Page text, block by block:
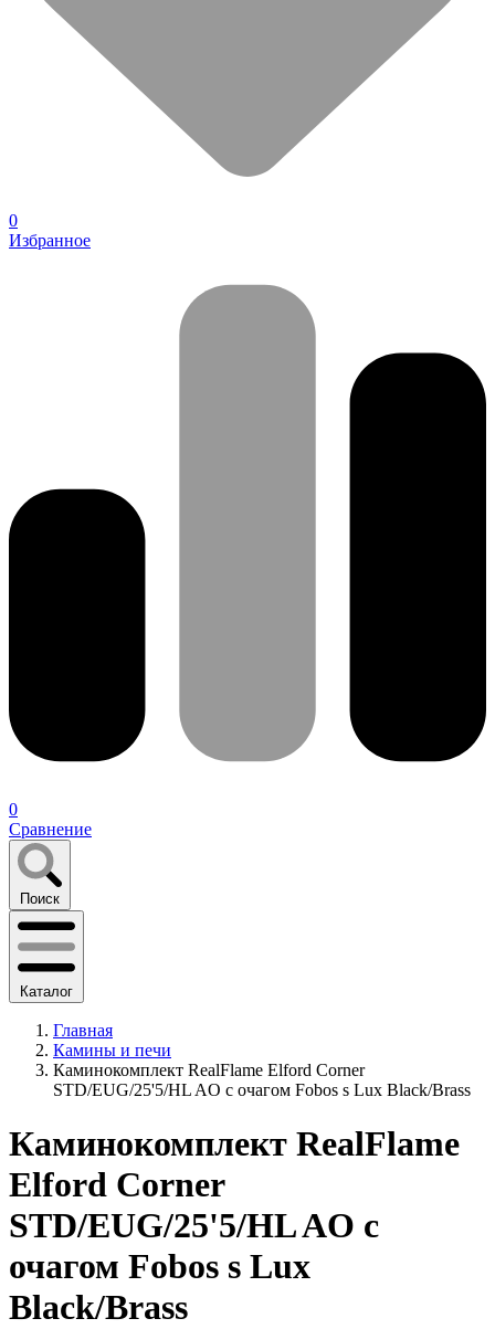
0
Избранное
0
Сравнение
Поиск
Каталог
Главная
Камины и печи
Каминокомплект RealFlame Elford Corner
STD/EUG/25'5/HL AO с очагом Fobos s Lux Black/Brass
Каминокомплект RealFlame
Elford Corner
STD/EUG/25'5/HL AO с
очагом Fobos s Lux
Black/Brass